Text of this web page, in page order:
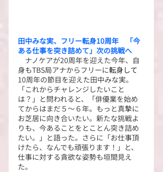
田中みな実、フリー転身10周年　「今
ある仕事を突き詰めて」次の挑戦へ
ナノケアが20周年を迎えた今年、自
身もTBS局アナからフリーに転身して
10周年の節目を迎えた田中みな実。
「これからチャレンジしたいこと
は？」と問われると、「俳優業を始め
てからはまだ５～６年。もっと真摯に
お芝居に向き合いたい。新たな挑戦よ
りも、今あることをとことん突き詰め
たい。」と語った。さらに「お仕事頂
けたら、なんでも頑張ります！」と、
仕事に対する貪欲な姿勢も垣間見え
た。